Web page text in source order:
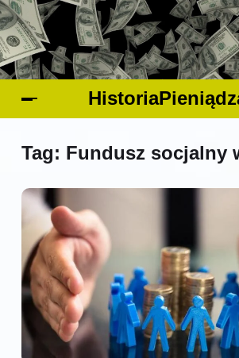
Tag: Fundusz socjalny